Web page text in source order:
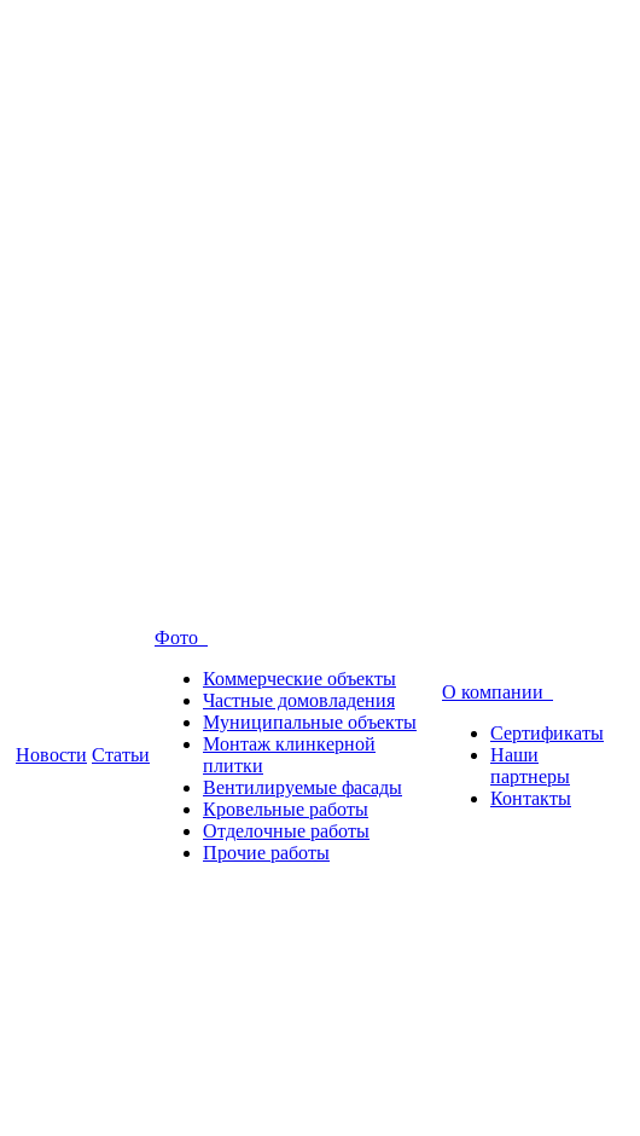
Новости Статьи
Фото
Коммерческие объекты
Частные домовладения
Муниципальные объекты
Монтаж клинкерной
плитки
Вентилируемые фасады
Кровельные работы
Отделочные работы
Прочие работы
О компании
Сертификаты
Наши
партнеры
Контакты